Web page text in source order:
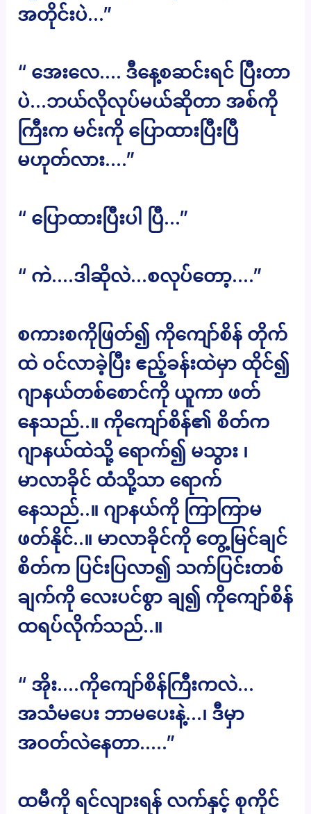
အတိုင်းပဲ…”
“ အေးလေ…. ဒီနေ့စဆင်းရင် ပြီးတာ
ပဲ…ဘယ်လိုလုပ်မယ်ဆိုတာ အစ်ကို
ကြီးက မင်းကို ပြောထားပြီးပြီ
မဟုတ်လား….”
“ ပြောထားပြီးပါ ပြီ…”
“ ကဲ….ဒါဆိုလဲ…စလုပ်တော့….”
စကားစကိုဖြတ်၍ ကိုကျော်စိန် တိုက်
ထဲ ဝင်လာခဲ့ပြီး ဧည့်ခန်းထဲမှာ ထိုင်၍
ဂျာနယ်တစ်စောင်ကို ယူကာ ဖတ်
နေသည်..။ ကိုကျော်စိန်၏ စိတ်က
ဂျာနယ်ထဲသို့ ရောက်၍ မသွား ၊
မာလာခိုင် ထံသို့သာ ရောက်
နေသည်..။ ဂျာနယ်ကို ကြာကြာမ
ဖတ်နိုင်..။ မာလာခိုင်ကို တွေ့မြင်ချင်
စိတ်က ပြင်းပြလာ၍ သက်ပြင်းတစ်
ချက်ကို လေးပင်စွာ ချ၍ ကိုကျော်စိန်
ထရပ်လိုက်သည်..။
“ အိုး….ကိုကျော်စိန်ကြီးကလဲ…
အသံမပေး ဘာမပေးနဲ့…၊ ဒီမှာ
အဝတ်လဲနေတာ…..”
ထမီကို ရင်လျားရန် လက်နှင့် စုကိုင်